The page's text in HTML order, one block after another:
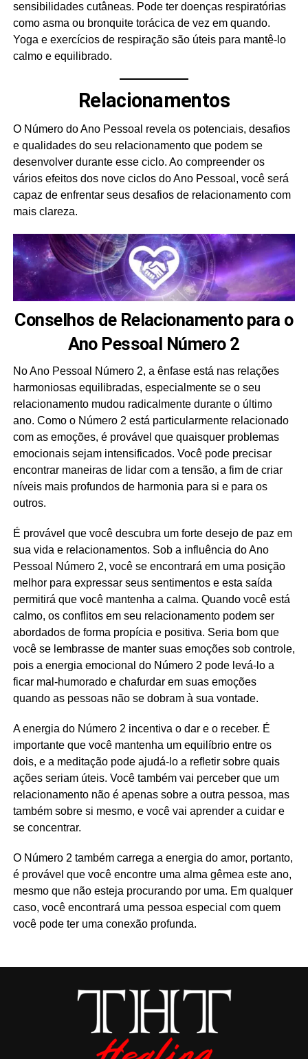
sensibilidades cutâneas. Pode ter doenças respiratórias
como asma ou bronquite torácica de vez em quando.
Yoga e exercícios de respiração são úteis para mantê-lo
calmo e equilibrado.
Relacionamentos
O Número do Ano Pessoal revela os potenciais, desafios
e qualidades do seu relacionamento que podem se
desenvolver durante esse ciclo. Ao compreender os
vários efeitos dos nove ciclos do Ano Pessoal, você será
capaz de enfrentar seus desafios de relacionamento com
mais clareza.
Conselhos de Relacionamento para o
Ano Pessoal Número 2
No Ano Pessoal Número 2, a ênfase está nas relações
harmoniosas equilibradas, especialmente se o seu
relacionamento mudou radicalmente durante o último
ano. Como o Número 2 está particularmente relacionado
com as emoções, é provável que quaisquer problemas
emocionais sejam intensificados. Você pode precisar
encontrar maneiras de lidar com a tensão, a fim de criar
níveis mais profundos de harmonia para si e para os
outros.
É provável que você descubra um forte desejo de paz em
sua vida e relacionamentos. Sob a influência do Ano
Pessoal Número 2, você se encontrará em uma posição
melhor para expressar seus sentimentos e esta saída
permitirá que você mantenha a calma. Quando você está
calmo, os conflitos em seu relacionamento podem ser
abordados de forma propícia e positiva. Seria bom que
você se lembrasse de manter suas emoções sob controle,
pois a energia emocional do Número 2 pode levá-lo a
ficar mal-humorado e chafurdar em suas emoções
quando as pessoas não se dobram à sua vontade.
A energia do Número 2 incentiva o dar e o receber. É
importante que você mantenha um equilíbrio entre os
dois, e a meditação pode ajudá-lo a refletir sobre quais
ações seriam úteis. Você também vai perceber que um
relacionamento não é apenas sobre a outra pessoa, mas
também sobre si mesmo, e você vai aprender a cuidar e
se concentrar.
O Número 2 também carrega a energia do amor, portanto,
é provável que você encontre uma alma gêmea este ano,
mesmo que não esteja procurando por uma. Em qualquer
caso, você encontrará uma pessoa especial com quem
você pode ter uma conexão profunda.